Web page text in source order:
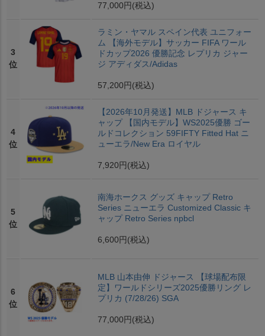
77,000円 (税込)
3
位
ラミン・ヤマル スペイン代表 ユニフォー
ム 【海外モデル】サッカー FIFA ワール
ドカップ2026 優勝記念 レプリカ ジャー
ジ アディダス/Adidas
57,200円 (税込)
4
位
【2026年10月発送】MLB ドジャース キ
ャップ 【国内モデル】WS2025優勝 ゴー
ルドコレクション 59FIFTY Fitted Hat ニ
ューエラ/New Era ロイヤル
7,920円 (税込)
5
位
南海ホークス グッズ キャップ Retro
Series ニューエラ Customized Classic キ
ャップ Retro Series npbcl
6,600円 (税込)
6
位
MLB 山本由伸 ドジャース 【球場配布限
定】ワールドシリーズ2025優勝リング レ
プリカ (7/28/26) SGA
77,000円 (税込)